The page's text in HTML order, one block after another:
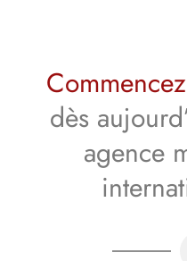
dès
agence